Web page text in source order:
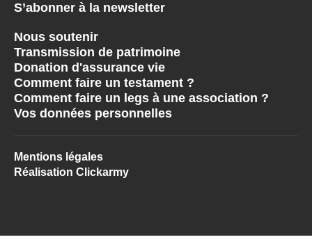
S’abonner à la newsletter
Nous soutenir
Transmission de patrimoine
Donation d'assurance vie
Comment faire un testament ?
Comment faire un legs à une association ?
Vos données personnelles
Mentions légales
Réalisation Clickarmy